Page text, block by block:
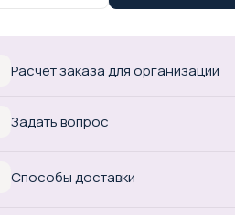
Расчет заказа для организаций
Задать вопрос
Способы доставки